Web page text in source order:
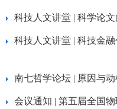
科技人文讲堂 | 科学论
科技人文讲堂 | 科技金
南七哲学论坛 | 原因与
会议通知 | 第五届全国